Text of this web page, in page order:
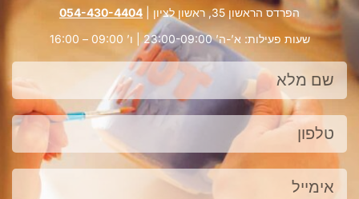
הפרדס הראשון 35, ראשון לציון |
054-430-4404
שעות פעילות: א’-ה’ 23:00-09:00 | ו’ 09:00 – 16:00
שם
מלא
טלפון
אימייל